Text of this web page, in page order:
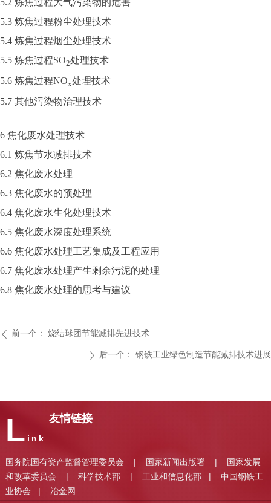
ꄴ 前一个： 烧结球团节能减排先进技术
ꄲ 后一个： 钢铁工业绿色制造节能减排技术进展
5.2 炼焦过程大气污染物的危害
5.3 炼焦过程粉尘处理技术
5.4 炼焦过程烟尘处理技术
5.5 炼焦过程SO2处理技术
5.6 炼焦过程NOx处理技术
5.7 其他污染物治理技术
6 焦化废水处理技术
6.1 炼焦节水减排技术
6.2 焦化废水处理
6.3 焦化废水的预处理
6.4 焦化废水生化处理技术
6.5 焦化废水深度处理系统
6.6 焦化废水处理工艺集成及工程应用
6.7 焦化废水处理产生剩余污泥的处理
6.8 焦化废水处理的思考与建议
国务院国有资产监督管理委员会 | 国家新闻出版署 | 国家发展
和改革委员会 | 科学技术部 | 工业和信息化部 | 中国钢铁工
业协会 | 冶金网
L ink
友情链接